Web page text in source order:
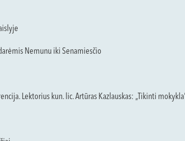
Nemunu iki Senamiesčio
Lektorius kun. lic. Artūras Kazlauskas: „Tikinti